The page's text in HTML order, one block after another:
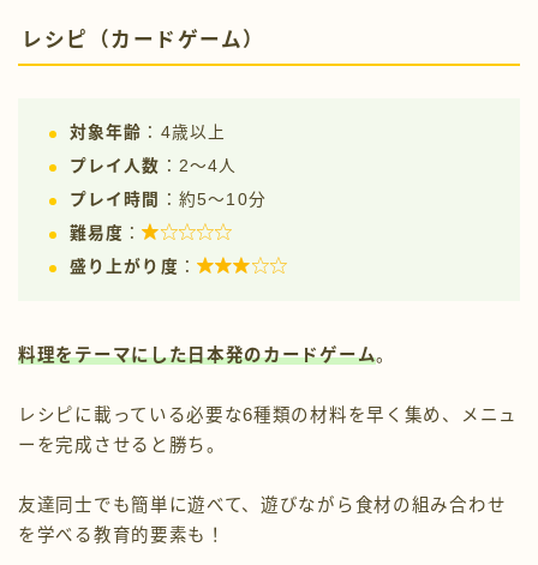
レシピ（カードゲーム）
対象年齢 ：4歳以上
プレイ人数 ：2〜4人
プレイ時間
：約5〜10分
難易度 ：
盛り上がり度 ： 
料理をテーマにした日本発のカードゲーム。
レシピに載っている必要な6種類の材料を早く集め、メニュ
ーを完成させると勝ち。
友達同士でも簡単に遊べて、遊びながら食材の組み合わせ
を学べる教育的要素も！